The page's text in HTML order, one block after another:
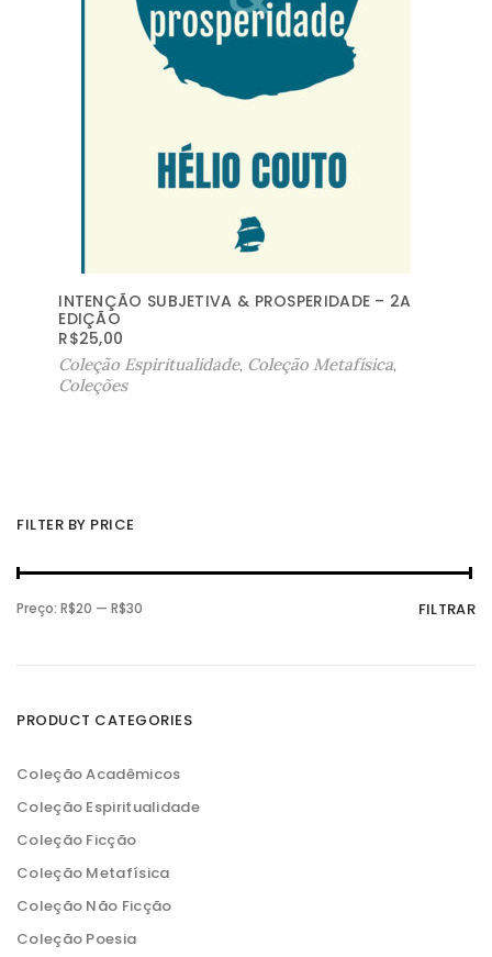
INTENÇÃO SUBJETIVA & PROSPERIDADE – 2A
EDIÇÃO
R$25,00
Coleção Espiritualidade, Coleção Metafísica,
Coleções
FILTER BY PRICE
P
r
o
n
i
P
r
o
x
i
FILTRAR
Preço: R$20 — R$30
PRODUCT CATEGORIES
Coleção Acadêmicos
Coleção Espiritualidade
Coleção Ficção
Coleção Metafísica
Coleção Não Ficção
Coleção Poesia